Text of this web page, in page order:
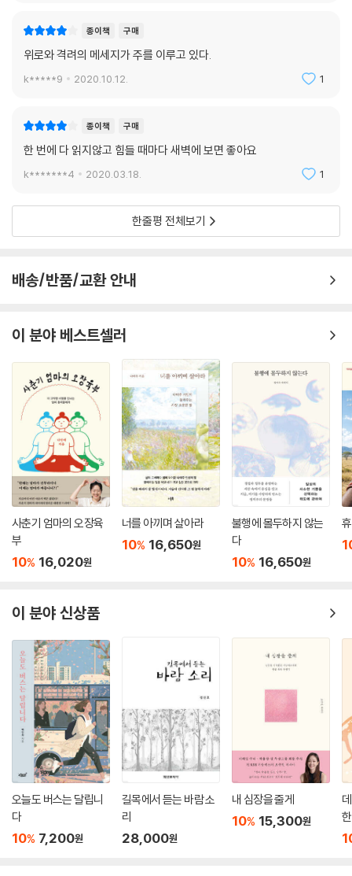
행복이란,
웃을 준비가 되어 있는 마음가짐이 아닐까.
웃겨서 배꼽을 잡고 있는 사람을 보면
나도 모르게 웃겨서 배꼽을 잡게 되더라.
그럼 내 곁이 웃게 되는 것이고
--- p.488
종이책 구매
위로와 격려의 메세지가 주를 이루고 있다.
k*****9 2020.10.12. 1
종이책 구매
한 번에 다 읽지않고 힘들 때마다 새벽에 보면 좋아요
k*******4 2020.03.18. 1
한줄평 전체보기
배송/반품/교환 안내
이 분야 베스트셀러
사춘기 엄마의 오장육
부
10% 16,020원
너를 아끼며 살아라
10% 16,650원
불행에 몰두하지 않는
다
10% 16,650원
이 분야 신상품
오늘도 버스는 달립니
다
10% 7,200원
길목에서 듣는 바람 소
리
28,000원
내 심장을 줄게
10% 15,300원